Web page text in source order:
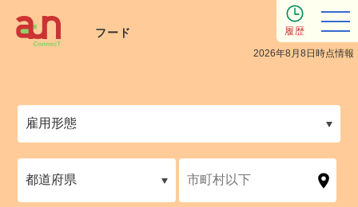
フード
2026年8月8日時点情報
履歴